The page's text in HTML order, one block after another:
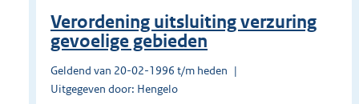
Verordening uitsluiting verzuring
gevoelige gebieden
Geldend van 20-02-1996 t/m heden
Uitgegeven door: Hengelo